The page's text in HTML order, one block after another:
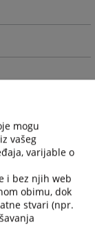
mogu
vašeg
varijable o
i bez njih web
obimu, dok
stvari (npr.